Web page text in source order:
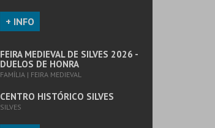
+ INFO
FEIRA MEDIEVAL DE SILVES 2026 -
DUELOS DE HONRA
FAMÍLIA | FEIRA MEDIEVAL
CENTRO HISTÓRICO SILVES
SILVES